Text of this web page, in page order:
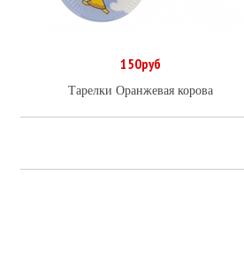
В корзину
150руб
Тарелки Оранжевая корова